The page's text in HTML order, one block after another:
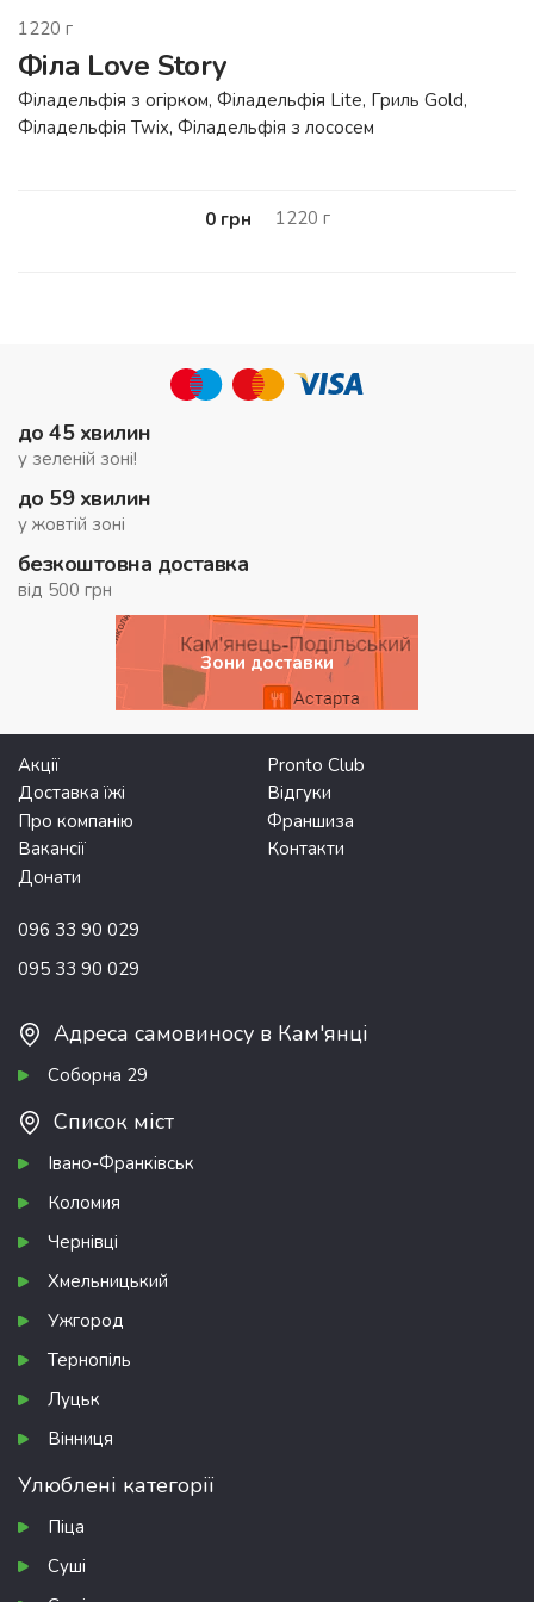
1220 г
Філа Love Story
Філадельфія з огірком, Філадельфія Lite, Гриль Gold,
Філадельфія Twix, Філадельфія з лососем
0грн 1220 г
до 45 хвилин
у зеленій зоні!
до 59 хвилин
у жовтій зоні
безкоштовна доставка
від 500 грн
Зони доставки
Акції
Pronto Club
Доставка їжі
Відгуки
Про компанію
Франшиза
Вакансії
Контакти
Донати
096 33 90 029
095 33 90 029
Адреса самовиносу в Кам'янці
Соборна 29
Список міст
Івано-Франківськ
Коломия
Чернівці
Хмельницький
Ужгород
Тернопіль
Луцьк
Вінниця
Улюблені категорії
Піца
Суші